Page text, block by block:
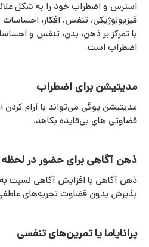
استرس و اضطراب خود را به شکل
فیزیولوژیکی، تنفس، افکار،
با تمرکز بر ذهن، بدن، تنفس و
اضطراب است.
مدیتیشن برای اضطراب
مدیتیشن یوگی می‌تواند با آرام کردن
قضاوتی‌ های بی‌فایده بکاهد.
ذهن‌ آگاهی برای حضور در لحظه
ذهن‌ آگاهی با افزایش آگاهی نسبت
پذیرش بدون قضاوت تجربه‌های
پرانایاما یا تمرین‌های تنفسی